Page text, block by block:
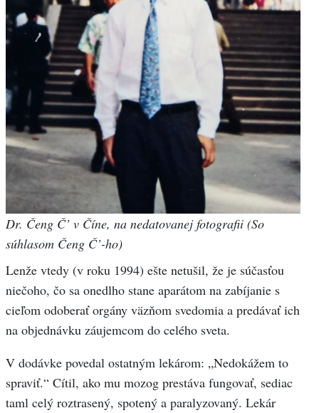
Dr. Čeng Č’ v Číne, na nedatovanej fotografii (So
súhlasom Čeng Č’-ho)
Lenže vtedy (v roku 1994) ešte netušil, že je súčasťou
niečoho, čo sa onedlho stane aparátom na zabíjanie s
cieľom odoberať orgány väzňom svedomia a predávať ich
na objednávku záujemcom do celého sveta.
V dodávke povedal ostatným lekárom: „Nedokážem to
spraviť.“ Cítil, ako mu mozog prestáva fungovať, sediac
taml celý roztrasený, spotený a paralyzovaný. Lekár